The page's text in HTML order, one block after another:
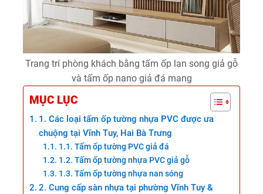
Trang trí phòng khách bằng tấm ốp lan song giả gỗ
và tấm ốp nano giả đá mang
MỤC LỤC
1. Các loại tấm ốp tường nhựa PVC được ưa
chuộng tại Vĩnh Tuy, Hai Bà Trưng
1.1. Tấm ốp tường PVC giả đá
1.2. Tấm ốp tường nhựa PVC giả gỗ
1.3. Tấm ốp tường nhựa nan sóng
2. Cung cấp sàn nhựa tại phường Vĩnh Tuy &